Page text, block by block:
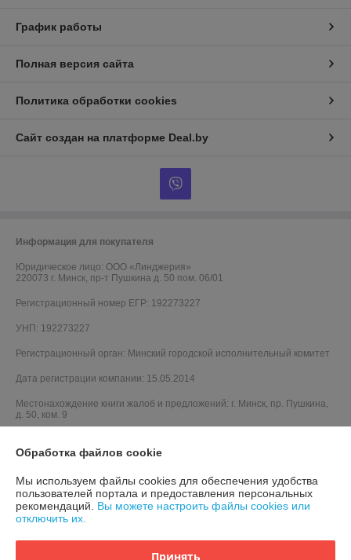
График работы
Полная версия сайта
Политика обработки cookies
Сайт создан на платформе Deal.by
Информация для покупателя
Юридическое лицо: ООО «Линджерия»
220073 г. Минск, пр-т Пушкина д. 50 пом. 06/01
Регистрационный номер ЕГР: 192273227
УНП: 192273227
Регистрационный орган: Минский городской исполнительный комитет
Дата регистрации компании: 15.05.2014
Местонахождение книги жалоб и предложений: г. Минск, пр. Пушкина,
д. 50, ком. 9
Обработка файлов cookie
Мы используем файлы cookies для обеспечения удобства
пользователей портала и предоставления персональных
рекомендаций. Вы можете настроить файлы cookies или
отключить их.
Принять